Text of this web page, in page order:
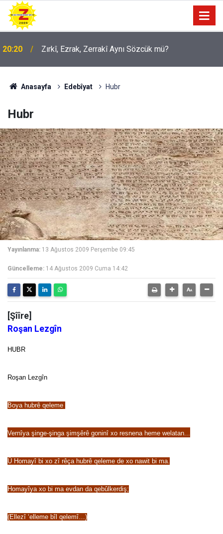
20:20
09:56 Ji Zilma Partîzanan Nimûneyeka Piçûk
Anasayfa Edebîyat Hubr
Hubr
Yayınlanma: 13 Ağustos 2009 Perşembe 09:45
Güncelleme: 14 Ağustos 2009 Cuma 14:42
[Şîîre]
Roşan Lezgîn
HUBR
Roşan Lezgîn
Boya hubrê qeleme
Vernîya şinge-şinga şimşêrê goninî xo resnena heme welatan...
Û Homayî bi xo zî rêça hubrê qeleme de xo nawit bi ma.
Homayîya xo bi ma evdan da qebûlkerdiş;
(Ellezî ‘elleme bîl qelemî…)